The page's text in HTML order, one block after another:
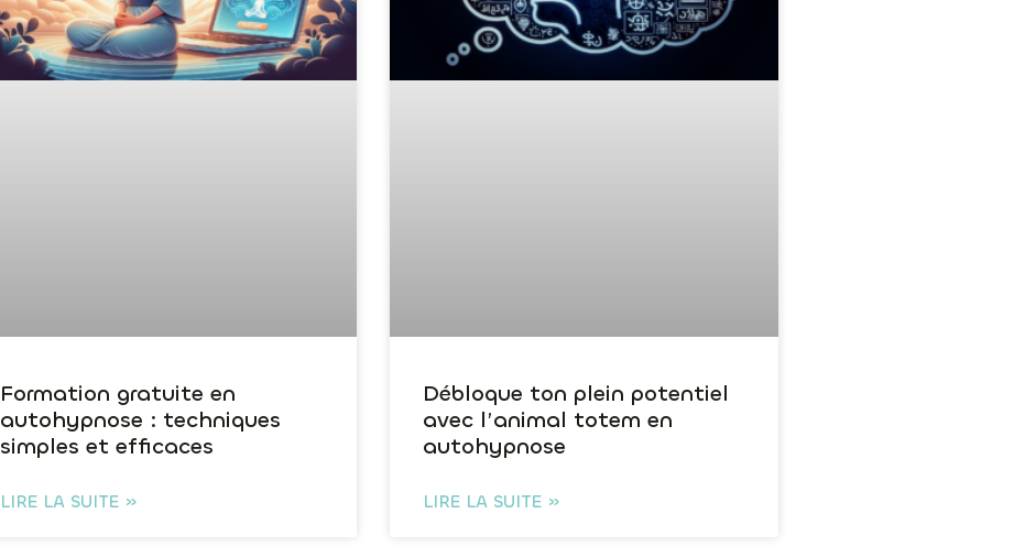
Formation gratuite en
autohypnose : techniques
simples et efficaces
LIRE LA SUITE »
Débloque ton plein potentiel
avec l’animal totem en
autohypnose
LIRE LA SUITE »